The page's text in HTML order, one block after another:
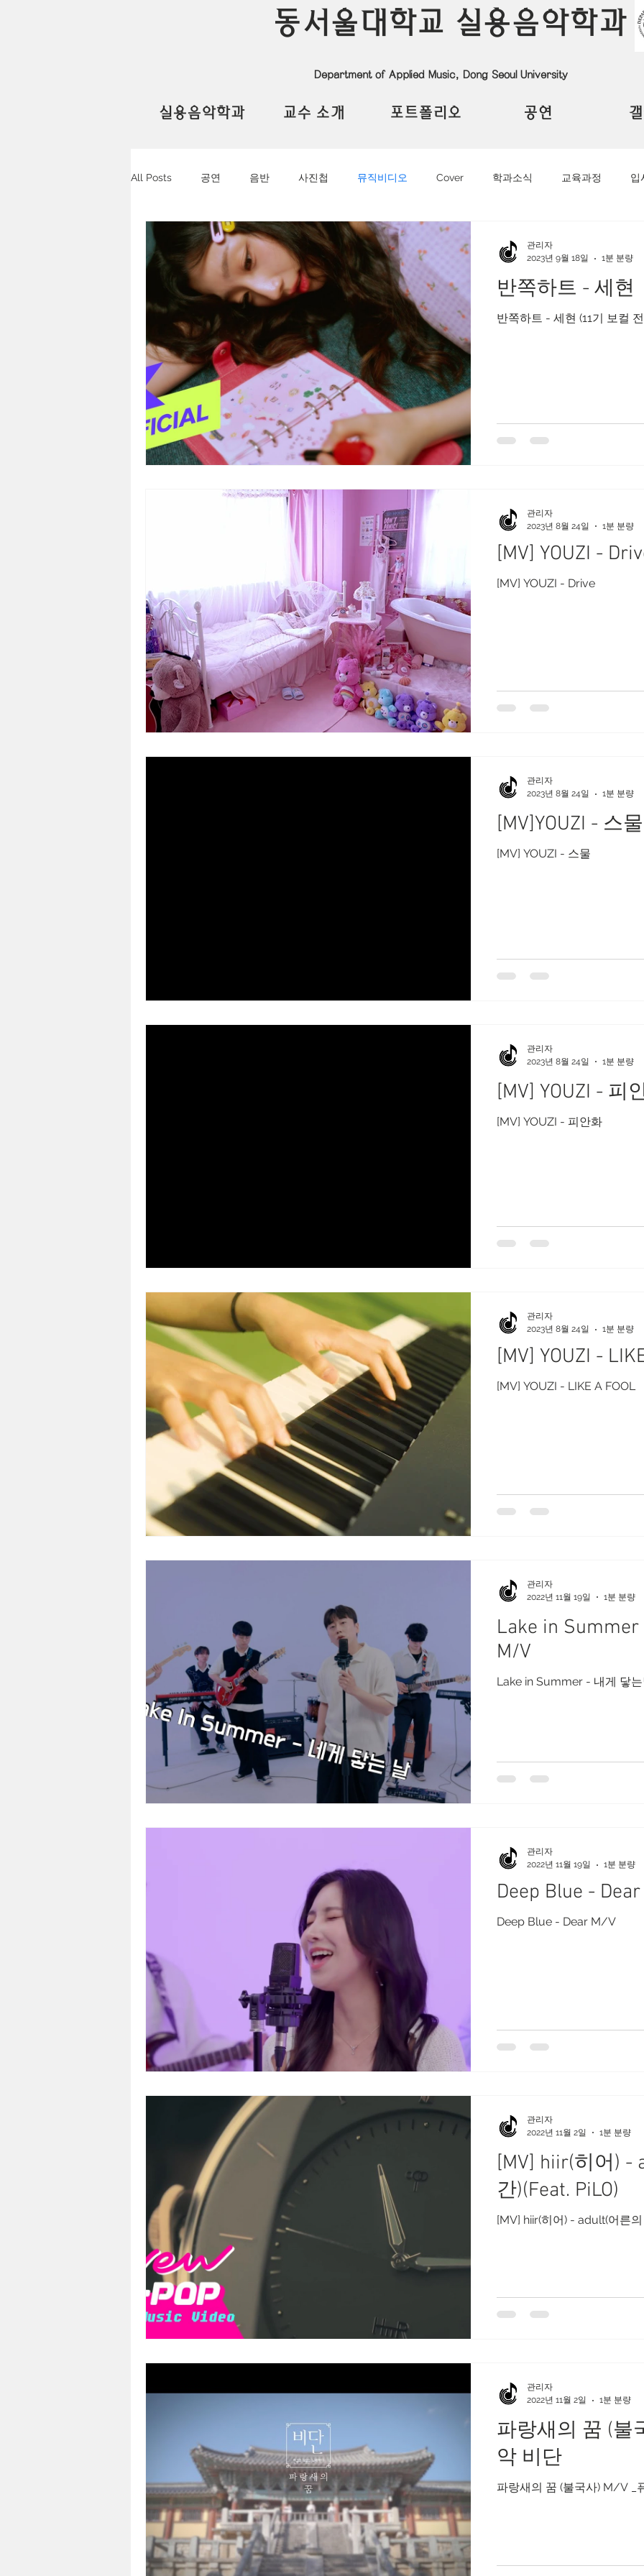
동서울대학교 실용음악학과
Department of Applied Music, Dong Seoul University
실용음악학과 교수 소개 포트폴리오 공연
All Posts 공연 음반 사진첩 뮤직비디오 Cover 학과소식 교육과정 입
반쪽하트 - 세현
반쪽하트 - 세현 (11기 보컬
관리자
2023년 9월 18일
1분 분량
[MV] YOUZI -
[MV] YOUZI - Drive
관리자
2023년 8월 24일
1분 분량
[MV]YOUZI - 스물
[MV] YOUZI - 스물
관리자
2023년 8월 24일
1분 분량
[MV] YOUZI - 피
[MV] YOUZI - 피안화
관리자
2023년 8월 24일
1분 분량
[MV] YOUZI -
[MV] YOUZI - LIKE A FOOL
관리자
2023년 8월 24일
1분 분량
Lake in
M/V
Lake in Summer - 내게 닿
관리자
2022년 11월 19일
1분 분량
Deep Blue -
Deep Blue - Dear M/V
관리자
2022년 11월 19일
1분 분량
[MV] hiir(히어) -
간)(Feat. PiLO)
[MV] hiir(히어) - adult(어른의
관리자
2022년 11월 2일
1분 분량
파랑새의 꿈 (불
악 비단
파랑새의 꿈 (불국사) M/V _
관리자
2022년 11월 2일
1분 분량